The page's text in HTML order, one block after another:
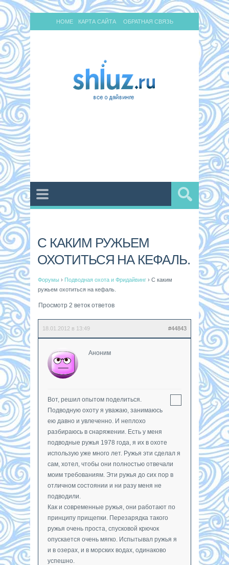
HOME КАРТА САЙТА ОБРАТНАЯ СВЯЗЬ
С КАКИМ РУЖЬЕМ
ОХОТИТЬСЯ НА КЕФАЛЬ.
Форумы › Подводная охота и Фридайвинг › С каким
ружьем охотиться на кефаль.
Просмотр 2 веток ответов
18.01.2012 в 13:49 #44843
Аноним
Вот, решил опытом поделиться.
Подводную охоту я уважаю, занимаюсь
ею давно и увлеченно. И неплохо
разбираюсь в снаряжении. Есть у меня
подводные ружья 1978 года, я их в охоте
использую уже много лет. Ружья эти сделал я
сам, хотел, чтобы они полностью отвечали
моим требованиям. Эти ружья до сих пор в
отличном состоянии и ни разу меня не
подводили.
Как и современные ружья, они работают по
принципу прищепки. Перезарядка такого
ружья очень проста, спусковой крючок
опускается очень мягко. Испытывал ружья я
и в озерах, и в морских водах, одинаково
успешно.